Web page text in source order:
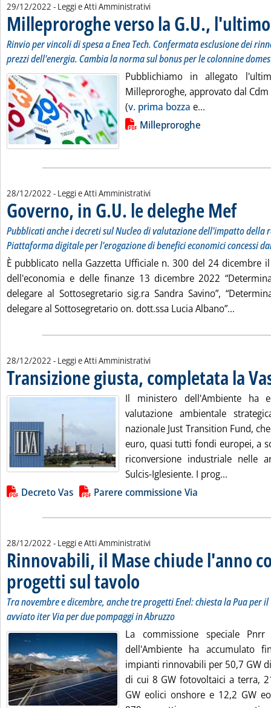
29/12/2022 - Leggi e Atti Amministrativi
Milleproroghe verso la G.U.,
Rinvio per vincoli di spesa a Enea Tech. Confermata esclusione dei
prezzi dell'energia. Cambia la norma sul bonus per le colonnine
Pubblichiamo in allegato
Milleproroghe, approvato dal
(v. prima bozza e...
Lista allegati PDF alla notizia
Milleproroghe
28/12/2022 - Leggi e Atti Amministrativi
Governo, in G.U. le deleghe Mef..
Pubblicati anche i decreti sul Nucleo di valutazione dell'impatto della
Piattaforma digitale per l'erogazione di benefici economici concessi
È pubblicato nella Gazzetta Ufficiale n. 300 del 24 dicembre
dell'economia e delle finanze 13 dicembre 2022
delegare al Sottosegretario sig.ra Sandra Savino”,
delegare al Sottosegretario on. dott.ssa Lucia Albano”...
28/12/2022 - Leggi e Atti Amministrativi
Transizione giusta, completata la
Il ministero dell'Ambiente ha
valutazione ambientale
nazionale Just Transition Fund,
euro, quasi tutti fondi europei, a
riconversione industriale nelle
Sulcis-Iglesiente. I prog...
Lista allegati PDF alla notizia
Decreto Vas Parere commissione Via
28/12/2022 - Leggi e Atti Amministrativi
Rinnovabili, il Mase chiude l'anno
progetti sul tavolo
Tra novembre e dicembre, anche tre progetti Enel: chiesta la Pua per il
avviato iter Via per due pompaggi in Abruzzo
La commissione speciale
dell'Ambiente ha accumulato
impianti rinnovabili per 50,7 GW
di cui 8 GW fotovoltaici a terra,
GW eolici onshore e 12,2 GW